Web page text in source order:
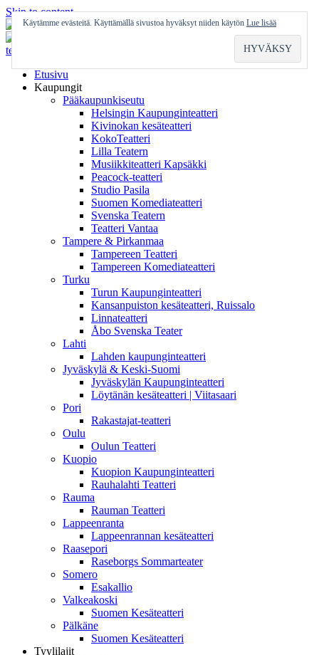
Skip to content
Etusivu
Kaupungit
Pääkaupunkiseutu
Helsingin Kaupunginteatteri
Kivinokan kesäteatteri
KokoTeatteri
Lilla Teatern
Musiikkiteatteri Kapsäkki
Peacock-teatteri
Studio Pasila
Suomen Komediateatteri
Svenska Teatern
Teatteri Vantaa
Tampere & Pirkanmaa
Tampereen Teatteri
Tampereen Komediateatteri
Turku
Turun Kaupunginteatteri
Kansanpuiston kesäteatteri, Ruissalo
Linnateatteri
Åbo Svenska Teater
Lahti
Lahden kaupunginteatteri
Jyväskylä & Keski-Suomi
Jyväskylän Kaupunginteatteri
Löytänän kesäteatteri | Viitasaari
Pori
Rakastajat-teatteri
Oulu
Oulun Teatteri
Kuopio
Kuopion Kaupunginteatteri
Rauhalahti Teatteri
Rauma
Rauman Teatteri
Lappeenranta
Lappeenrannan kesäteatteri
Raasepori
Raseborgs Sommarteater
Somero
Esakallio
Valkeakoski
Suomen Kesäteatteri
Pälkäne
Suomen Kesäteatteri
Tyylilajit
Käytämme evästeitä. Käyttämällä sivustoa hyväksyt niiden käytön Lue lisää